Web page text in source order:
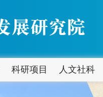
科研项目 人文社科